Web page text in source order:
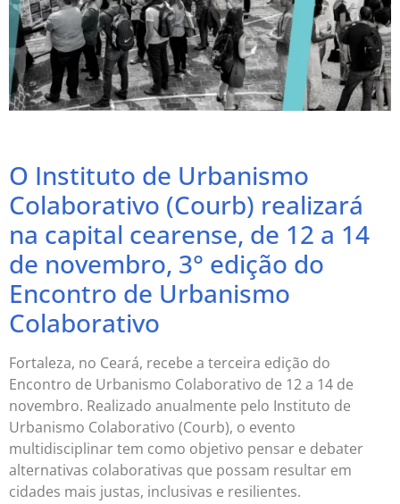
O Instituto de Urbanismo
Colaborativo (Courb) realizará
na capital cearense, de 12 a 14
de novembro, 3° edição do
Encontro de Urbanismo
Colaborativo
Fortaleza, no Ceará, recebe a terceira edição do
Encontro de Urbanismo Colaborativo de 12 a 14 de
novembro. Realizado anualmente pelo Instituto de
Urbanismo Colaborativo (Courb), o evento
multidisciplinar tem como objetivo pensar e debater
alternativas colaborativas que possam resultar em
cidades mais justas, inclusivas e resilientes.